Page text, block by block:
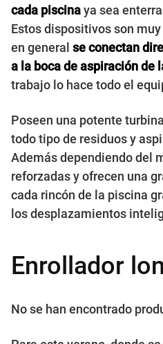
cada piscinaya sea
Estos dispositivos son
en general se conectan
a la boca de aspiración de
trabajo lo hace todo el
Poseen una potente
todo tipo de residuos y
Además dependiendo del
reforzadas y ofrecen una
cada rincón de la piscina
los desplazamientos
Enrollador
No se han encontrado